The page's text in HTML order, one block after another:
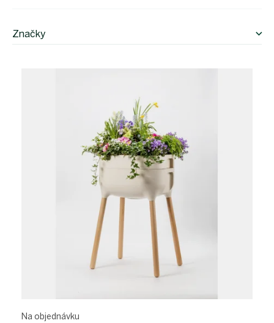
Značky
Na objednávku